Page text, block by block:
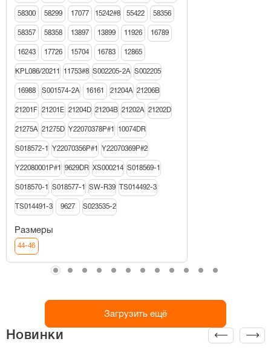
58300 58299 17077 15242#8 55422 58356
58357 58358 13897 13899 11926 16789
16243 17726 15704 16783 12865
KPL086/20211 11753#8 S002205-2A S002205
16988 S001574-2A 16161 21204A 21206В
21201F 21201E 21204D 21204B 21202A 21202D
21275A 21275D Y22070378P#1 10074DR
S018572-1 Y22070356P#1 Y22070369P#2
Y22080001P#1 9629DR XS000214 S018569-1
S018570-1 S018577-1 SW-R39 TS014492-3
TS014491-3 9627 S023535-2
Размеры
44-46
Загрузить ещё
Новинки